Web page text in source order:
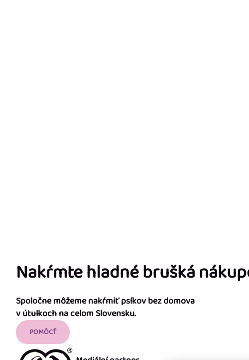
Nakŕmte hladné brušká
Spoločne môžeme nakŕmiť psíkov bez domova
v útulkoch na celom Slovensku.
POMÔCŤ